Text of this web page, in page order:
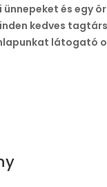
és egy
kedves
látogató